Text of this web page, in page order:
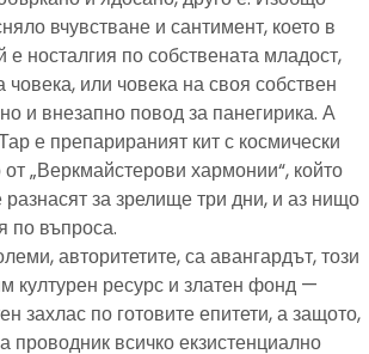
вчувстване и сантимент, което в
носталгия по собствената младост,
човека, или човека на своя собствен
и внезапно повод за панегирика. А
е препарираният кит с космически
„Веркмайстерови хармонии“, който
за зрелище три дни, и аз нищо
по въпроса.
авторитетите, са авангардът, този
културен ресурс и златен фонд —
захлас по готовите епитети, а защото,
проводник всичко екзистенциално